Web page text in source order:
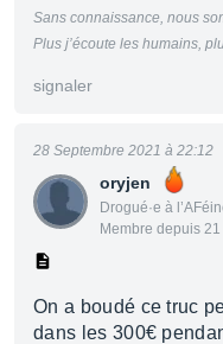
Sans connaissance, nous
Plus j’écoute les humains,
signaler
oryjen
Drogué·e à
Membre depuis
28 Septembre 2021 à 22:12
On a boudé ce truc
dans les 300€